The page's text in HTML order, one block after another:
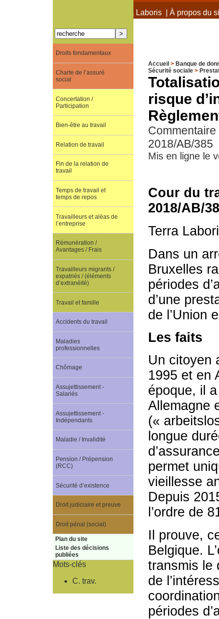
À propos de Terra Laboris| À propos du
Accueil > Banque de
Sécurité sociale>
risque
2018/AB/385
Mis en ligne le
Cour du
2018/AB/
Terra
Dans un
Bruxelles
périodes
d’une
de l’Union
Les faits
Un citoyen
1995 et en
époque, il
Allemagne
(«
longue
permet
vieillesse
Depuis
l’ordre de
Il prouve,
Belgique.
transmis le
de
périodes
Droits fondamentaux
Charte de l’assuré
social
Concertation /
Participation
Bien-être au travail
Relation de travail
Fin de la relation de
travail
Temps de travail et
temps de repos
Travailleurs et aléas de
l’entreprise
Rémunération /
Avantages / Frais
Travailleurs migrants /
expatriés / (éléments
d’extranéité)
Travail et famille
Accidents du travail
Maladies
professionnelles
Chômage
Assujettissement -
Salariés
Assujettissement -
Indépendants
Maladie / Invalidité
Pension / Prépension
(RCC)
Sécurité d’existence
Droit judiciaire et preuve
Droit pénal (social)
Plan du site
Liste des décisions
publiées
Mots-clés
C. trav.